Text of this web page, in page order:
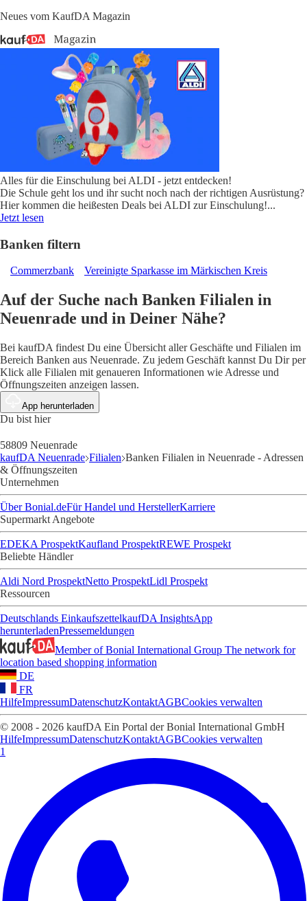
Neues vom KaufDA Magazin
Alles für die Einschulung bei ALDI - jetzt entdecken!
Die Schule geht los und ihr sucht noch nach der richtigen Ausrüstung?
Hier kommen die heißesten Deals bei ALDI zur Einschulung!...
Jetzt lesen
Banken filtern
Commerzbank Vereinigte Sparkasse im Märkischen Kreis
Auf der Suche nach Banken Filialen in
Neuenrade und in Deiner Nähe?
Bei kaufDA findest Du eine Übersicht aller Geschäfte und Filialen im
Bereich Banken aus Neuenrade. Zu jedem Geschäft kannst Du Dir per
Klick alle Filialen mit genaueren Informationen wie Adresse und
Öffnungszeiten anzeigen lassen.
App herunterladen
Du bist hier
58809 Neuenrade
kaufDA Neuenrade Filialen Banken Filialen in Neuenrade - Adressen
& Öffnungszeiten
Unternehmen
Über Bonial.deFür Handel und HerstellerKarriere
Supermarkt Angebote
EDEKA ProspektKaufland ProspektREWE Prospekt
Beliebte Händler
Aldi Nord ProspektNetto ProspektLidl Prospekt
Ressourcen
Deutschlands EinkaufszettelkaufDA InsightsApp
herunterladenPressemeldungen
Member of Bonial International Group The network for
location based shopping information
DE
FR
HilfeImpressumDatenschutzKontaktAGBCookies verwalten
© 2008 - 2026 kaufDA Ein Portal der Bonial International GmbH
HilfeImpressumDatenschutzKontaktAGBCookies verwalten
1